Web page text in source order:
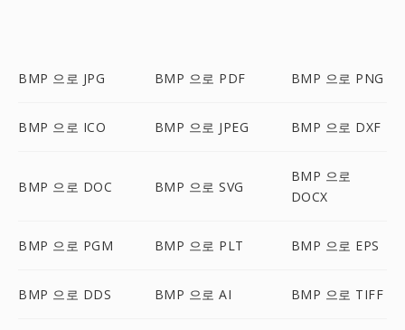
BMP 으로 JPG BMP 으로 PDF BMP 으로 PNG
BMP 으로 ICO BMP 으로 JPEG BMP 으로 DXF
BMP 으로 DOC BMP 으로 SVG
BMP 으로
DOCX
BMP 으로 PGM BMP 으로 PLT BMP 으로 EPS
BMP 으로 DDS BMP 으로 AI BMP 으로 TIFF